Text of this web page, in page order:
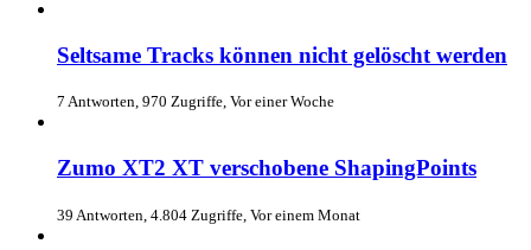
Seltsame Tracks können nicht gelöscht werden
7 Antworten, 970 Zugriffe, Vor einer Woche
Zumo XT2 XT verschobene ShapingPoints
39 Antworten, 4.804 Zugriffe, Vor einem Monat